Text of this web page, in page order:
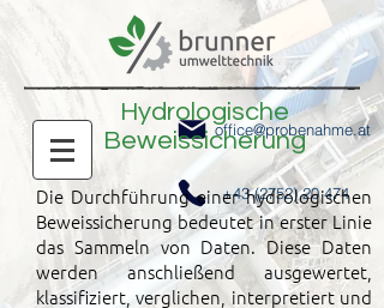
office@probenahme.at
+43 (2752) 20 474
Hydrologische
Beweissicherung
Die Durchführung einer hydrologischen
Beweissicherung bedeutet in erster Linie
das Sammeln von Daten.Diese Daten
werden anschließend ausgewertet,
klassifiziert, verglichen, interpretiert und